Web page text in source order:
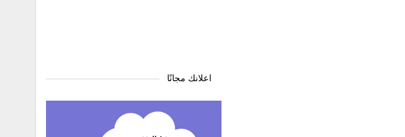
اعلانك مجانًا